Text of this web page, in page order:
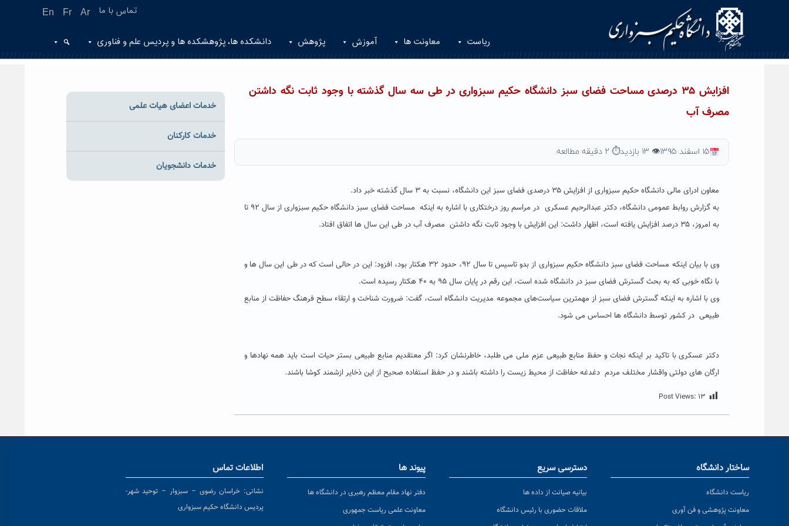
En Fr Ar تماس با ما
ریاست معاونت ها آموزش پژوهش دانشکده ها، پژوهشکده ها و پردیس علم و فناوری
افزایش ۳۵ درصدی مساحت فضای سبز دانشگاه حکیم سبزواری در طی سه سال گذشته با وجود ثابت نگه داشتن
مصرف آب
۱۵ اسفند ۱۳۹۵ 👁 ۱۳ بازدید ⏱ ۲ دقیقه مطالعه
معاون ادرای مالی دانشگاه حکیم سبزواری از افزایش ۳۵ درصدی فضای سبز این دانشگاه، نسبت به ۳ سال گذشته خبر داد.
به گزارش روابط عمومی دانشگاه، دکتر عبدالرحیم عسکری در مراسم روز درختکاری با اشاره به اینکه مساحت فضای سبز دانشگاه حکیم سبزواری از سال ۹۲ تا
به امروز، ‌۳۵ درصد افزایش یافته است، اظهار داشت: این افزایش با وجود ثابت نگه داشتن مصرف آب در طی این سال ها اتفاق افتاد.
وی با بیان اینکه مساحت فضای سبز دانشگاه حکیم سبزواری از بدو تاسیس تا سال ۹۲، حدود ۳۲ هکتار بود، افزود: این در حالی است که در طی این سال ها و
با نگاه خوبی که به بحث گسترش فضای سبز در دانشگاه شده است، این رقم در پایان سال ۹۵ به ۴۰ هکتار رسیده است.
وی با اشاره به اینکه گسترش فضای سبز از مهمترین سیاست‌های مجموعه مدیریت دانشگاه است، گفت: ضرورت شناخت و ارتقاء سطح فرهنگ حفاظت از منابع
طبیعی در کشور توسط دانشگاه ها احساس می شود.
دکتر عسکری با تاکید بر اینکه نجات و حفظ منابع طبیعی عزم ملی می طلبد، خاطرنشان کرد: اگر معتقدیم منابع طبیعی بستر حیات است باید همه نهادها و
ارگان های دولتی واقشار مختلف مردم دغدغه حفاظت از محیط زیست را داشته باشند و در حفظ استفاده صحیح از این ذخایر ازشمند کوشا باشند.
Post Views: ۱۳
خدمات اعضای هیات علمی
خدمات کارکنان
خدمات دانشجویان
ساختار دانشگاه
ریاست دانشگاه
معاونت پژوهشی و فن آوری
دسترسی سریع
بیانیه صیانت از داده ها
ملاقات حضوری با رئیس دانشگاه
پیوند ها
دفتر نهاد مقام معظم رهبری در دانشگاه ها
معاونت علمی ریاست جمهوری
اطلاعات تماس
نشانی: خراسان رضوی – سبزوار – توحید شهر-
پردیس دانشگاه حکیم سبزواری